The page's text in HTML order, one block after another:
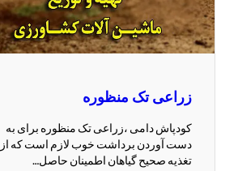
زراعی تک منظوره
کودپاش دامی ،زراعی تک منظوره برای به
دست آوردن برداشت خوب لازم است که از
تغذیه صحیح گیاهان اطمینان حاصل…